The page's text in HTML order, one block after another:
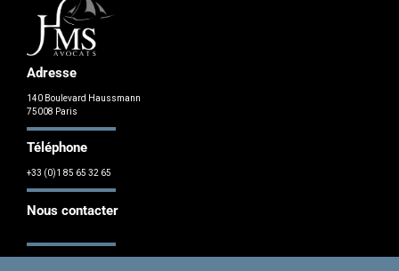
Adresse
140 Boulevard Haussmann
75008 Paris
Téléphone
+33 (0)1 85 65 32 65
Nous contacter